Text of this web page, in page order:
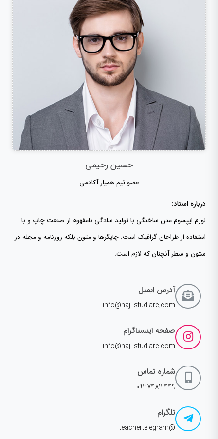
حسین رحیمی
عضو تیم همیار آکادمی
درباره استاد:
لورم ایپسوم متن ساختگی با تولید سادگی نامفهوم از صنعت چاپ و با
استفاده از طراحان گرافیک است. چاپگرها و متون بلکه روزنامه و مجله در
ستون و سطر آنچنان که لازم است.
آدرس ایمیل
info@haji-studiare.com
صفحه اینستاگرام
info@haji-studiare.com
شماره تماس
09374812449
تلگرام
@teachertelegram